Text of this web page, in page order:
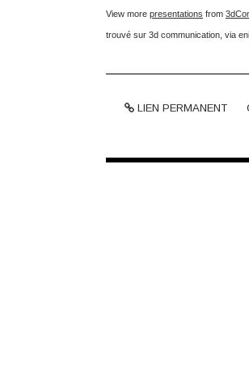
View more presentations from
trouvé sur 3d communication , via
LIEN PERMANENT